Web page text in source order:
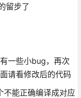
留步了
一些小bug，再次
请看修改后的代码
能正确编译成对应